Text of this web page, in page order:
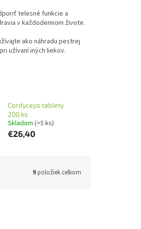
telesné funkcie a
v každodennom živote.
ako náhradu pestrej
užívaní iných liekov.
Cordyceps tablety
200 ks
Skladom (>5 ks)
€26,40
9položiek celkom